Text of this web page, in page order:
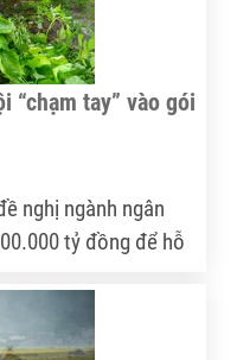
“chạm tay” vào gói
nghị ngành ngân
tỷ đồng để hỗ
nhiều NH đã
với những khoản